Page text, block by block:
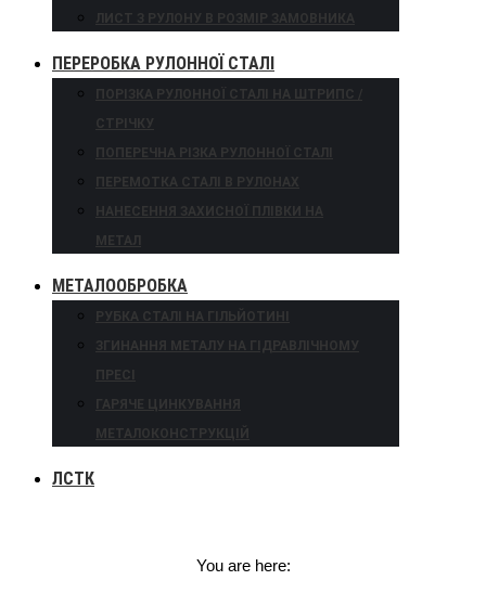
ЛИСТ З РУЛОНУ В РОЗМІР ЗАМОВНИКА
ПЕРЕРОБКА РУЛОННОЇ СТАЛІ
ПОРІЗКА РУЛОННОЇ СТАЛІ НА ШТРИПС /
СТРІЧКУ
ПОПЕРЕЧНА РІЗКА РУЛОННОЇ СТАЛІ
ПЕРЕМОТКА СТАЛІ В РУЛОНАХ
НАНЕСЕННЯ ЗАХИСНОЇ ПЛІВКИ НА
МЕТАЛ
МЕТАЛООБРОБКА
РУБКА СТАЛІ НА ГІЛЬЙОТИНІ
ЗГИНАННЯ МЕТАЛУ НА ГІДРАВЛІЧНОМУ
ПРЕСІ
ГАРЯЧЕ ЦИНКУВАННЯ
МЕТАЛОКОНСТРУКЦІЙ
ЛСТК
You are here: